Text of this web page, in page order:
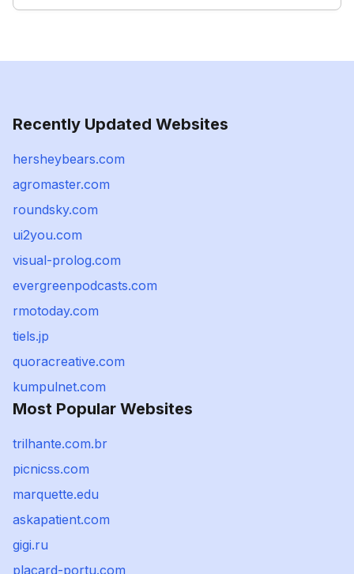
Recently Updated Websites
hersheybears.com
agromaster.com
roundsky.com
ui2you.com
visual-prolog.com
evergreenpodcasts.com
rmotoday.com
tiels.jp
quoracreative.com
kumpulnet.com
Most Popular Websites
trilhante.com.br
picnicss.com
marquette.edu
askapatient.com
gigi.ru
placard-portu.com